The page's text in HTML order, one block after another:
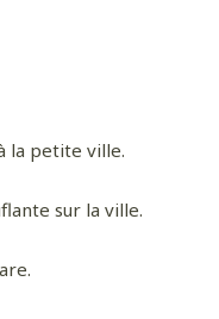
la petite ville.
sur la ville.